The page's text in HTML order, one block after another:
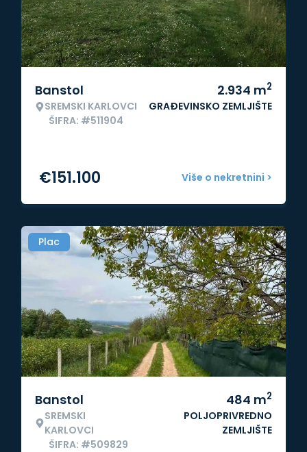
Banstol
SREMSKI KARLOVCI
ŠIFRA: #511904
2.934 m2
GRAĐEVINSKO ZEMLJIŠTE
Više o nekretnini >
€151.100
Plac
Banstol
SREMSKI
KARLOVCI
ŠIFRA: #509829
484 m2
POLJOPRIVREDNO
ZEMLJIŠTE